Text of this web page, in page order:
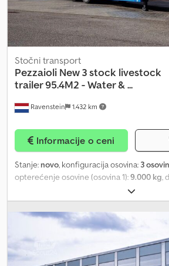
Ravenstein 1.432 km
Stočni transport
Pezzaioli New 3 stock livestock
trailer 95.4M2 - Water & ...
Informacije o ceni
Stanje: novo, konfiguracija osovina: 3
opterećenje osovine (osovina 1):9.000 kg ,
opterećenje osovine (osovina 2):9.000 kg
opterećenje osovine (osovina 3):9.000 kg,
01/2026, ukupna dužina:14.040 mm ,
ukupna visina:4.000 mm, suspencija: vazduh
rastojanje:
,
, = Dodatne opcije i oprema =
Napomene = Uskoro u ponudi; Pezzaioli